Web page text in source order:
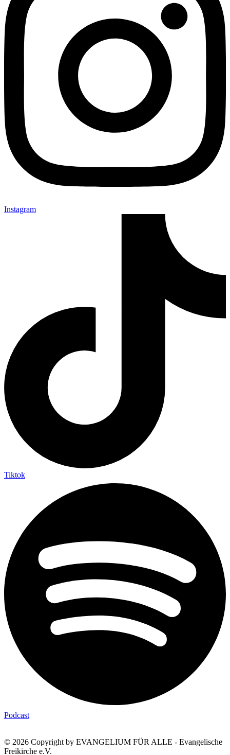
Instagram
Tiktok
Podcast
© 2026 Copyright by EVANGELIUM FÜR ALLE - Evangelische
Freikirche e.V.